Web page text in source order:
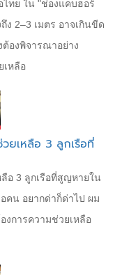
ทย ใน "ช่องแคบฮอร์
ง 2–3 เมตร อาจเกินขีด
องพิจารณาอย่าง
เหลือ
ยเหลือ 3 ลูกเรือที่
อ 3 ลูกเรือที่สูญหายใน
คน อยากด่าก็ด่าไป ผม
การความช่วยเหลือ